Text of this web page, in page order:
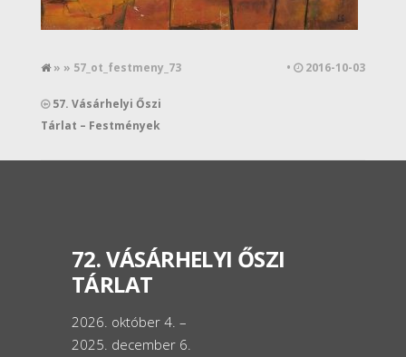
» » 57_ot_festmeny_73 • 2016-10-03
57. Vásárhelyi Őszi
Tárlat – Festmények
72. VÁSÁRHELYI ŐSZI
TÁRLAT
2026. október 4. –
2025. december 6.